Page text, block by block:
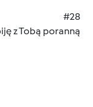
#28
z Tobą poranną